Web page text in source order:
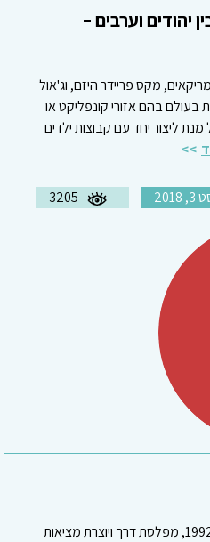
יהודים וערבים –
מקס פריידר היזם, וג'אול
בעולם בהם אזורי קונפליקט או
מנת ליצור יחד עם קבוצות ילדים
3205
"בסוד שיח" קיימת כבר משנת 1992, מפלסת דרך ויוצרת מציאות